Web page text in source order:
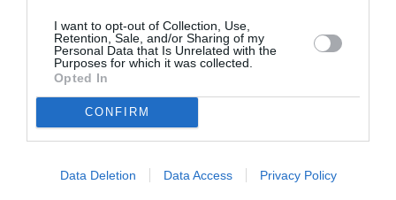
I want to opt-out of Collection, Use,
Retention, Sale, and/or Sharing of my
Personal Data that Is Unrelated with the
Purposes for which it was collected.
Opted In
CONFIRM
Data Deletion Data Access Privacy Policy
του οίκου που συγκλόνισε τον κόσμο της μόδας.